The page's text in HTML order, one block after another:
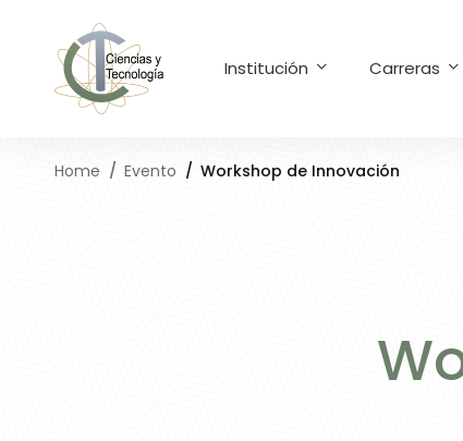
Institución Carreras
Home Evento Workshop de Innovación